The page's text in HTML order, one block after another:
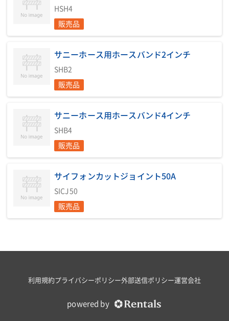
HSH4
販売品
サニーホース用ホースバンド2インチ
SHB2
販売品
サニーホース用ホースバンド4インチ
SHB4
販売品
サイフォンカットジョイント50A
SICJ50
販売品
利用規約プライバシーポリシー外部送信ポリシー運営会社
powered by